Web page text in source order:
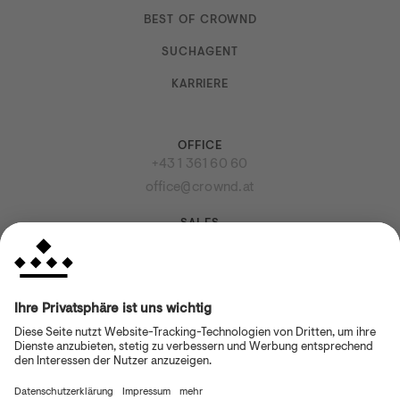
BEST OF CROWND
SUCHAGENT
KARRIERE
OFFICE
+43 1 361 60 60
office@crownd.at
SALES
VISIT US